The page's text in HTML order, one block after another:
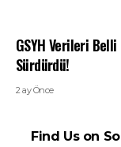
GSYH Verileri
Sürdürdü!
2 ay Önce
Find Us on